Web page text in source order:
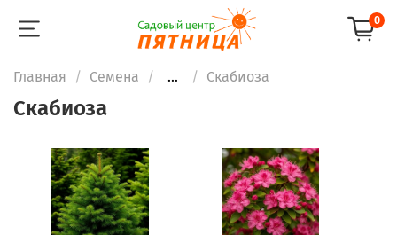
0
Главная Семена ... Скабиоза
Скабиоза